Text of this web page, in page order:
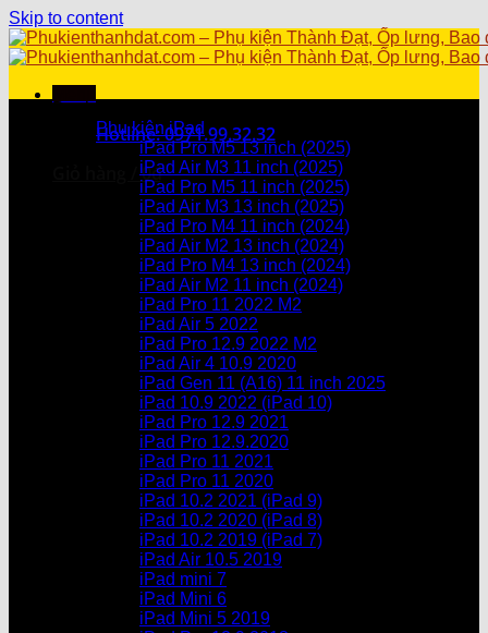
Skip to content
Hotline: 0971.99.32.32
Giỏ hàng /0₫
Chưa có sản phẩm trong giỏ hàng.
Chưa có sản phẩm trong giỏ hàng.
Danh mục sản phẩm
Phụ kiện iPad
iPad Pro M5 13 inch (2025)
iPad Air M3 11 inch (2025)
iPad Pro M5 11 inch (2025)
iPad Air M3 13 inch (2025)
iPad Pro M4 11 inch (2024)
iPad Air M2 13 inch (2024)
iPad Pro M4 13 inch (2024)
iPad Air M2 11 inch (2024)
iPad Pro 11 2022 M2
iPad Air 5 2022
iPad Pro 12.9 2022 M2
iPad Air 4 10.9 2020
iPad Gen 11 (A16) 11 inch 2025
iPad 10.9 2022 (iPad 10)
iPad Pro 12.9 2021
iPad Pro 12.9.2020
iPad Pro 11 2021
iPad Pro 11 2020
iPad 10.2 2021 (iPad 9)
iPad 10.2 2020 (iPad 8)
iPad 10.2 2019 (iPad 7)
iPad Air 10.5 2019
iPad mini 7
iPad Mini 6
iPad Mini 5 2019